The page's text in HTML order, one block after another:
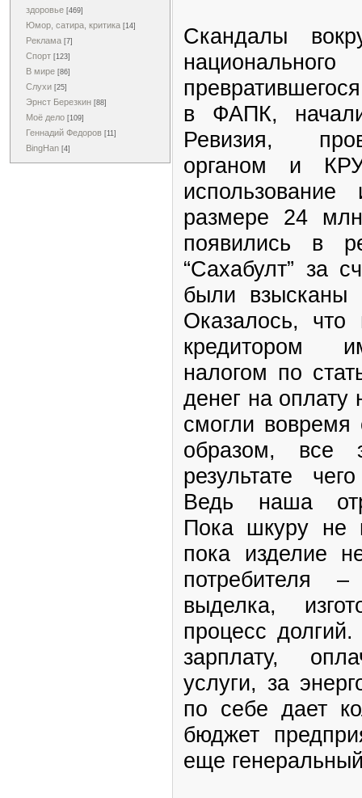
здоровье [469]
Юмор, сатира, критика [14]
Реклама [7]
Спорт [123]
В мире [86]
Слухи [25]
Эрнст Березкин [88]
Моё дело [109]
Геннадий Федоров [11]
BingHan [4]
Скандалы
в ФАПК,
Ревизия,
органом и
размере 24
появились в
“Сахабулт” за
были взысканы
Оказалось, что
кредитором
налогом по
денег на
смогли вовремя
образом, все
результате
Ведь наша
Пока шкуру не
пока изделие
потребителя
выделка,
процесс
зарплату,
услуги, за
по себе дает
бюджет
еще